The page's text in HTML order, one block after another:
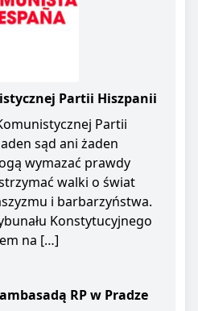
Partii Hiszpanii
Partii
sąd ani żaden
wymazać prawdy
walki o świat
i barbarzyństwa.
Konstytucyjnego
na […]
RP w Pradze